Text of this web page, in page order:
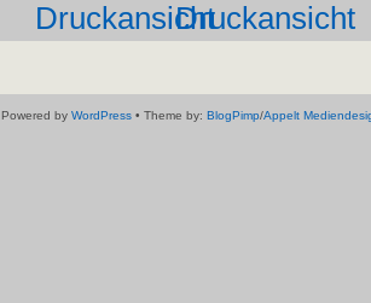
Druckansicht
Powered by WordPress • Theme by: BlogPimp/Appelt